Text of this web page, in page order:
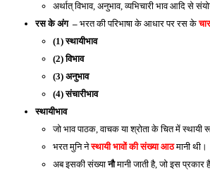
अर्थात् विभाव, अनुभाव, व्यभिचारी भाव आदि से
रस के अंग  – भरत की परिभाषा के आधार पर रस के
(1) स्थायीभाव
(2) विभाव
(3) अनुभाव
(4) संचारीभाव
स्थायीभाव
जो भाव पाठक, वाचक या श्रोता के चित में स्थायी
भरत मुनि ने स्थायी भावों की संख्या आठ मानी थी।
अब इसकी संख्या नौ मानी जाती है, जो इस प्रकार